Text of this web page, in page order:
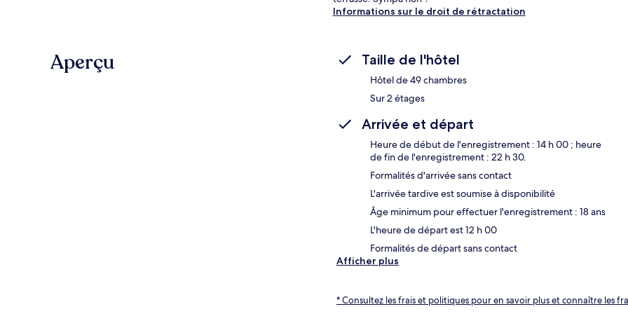
Informations sur le droit de rétractation
Aperçu Taille de l'hôtel
Hôtel de 49 chambres
Sur 2 étages
Arrivée et départ
Heure de début de l'enregistrement : 14 h 00 ; heure
de fin de l'enregistrement : 22 h 30.
Formalités d'arrivée sans contact
L'arrivée tardive est soumise à disponibilité
Âge minimum pour effectuer l'enregistrement : 18 ans
L'heure de départ est 12 h 00
Formalités de départ sans contact
Afficher plus
* Consultez les frais et politiques pour en savoir plus et connaître les